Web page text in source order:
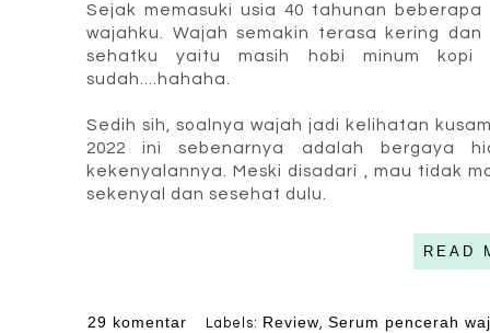
Sejak memasuki usia 40 tahunan
wajahku. Wajah semakin terasa kering
sehatku yaitu masih hobi minum
sudah....hahaha.
Sedih sih, soalnya wajah jadi kelihatan
2022 ini sebenarnya adalah bergaya
kekenyalannya. Meski disadari , mau tidak
sekenyal dan sesehat dulu.
READ
29 komentar Labels: Review,Serum pencerah